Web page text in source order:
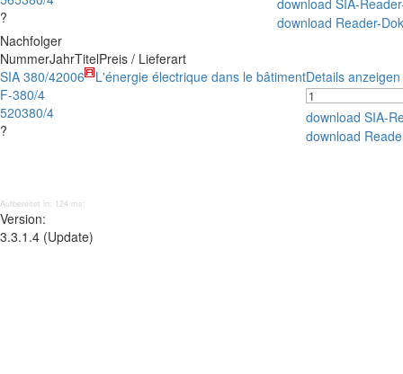
?
download SIA-
download Reader-
Nachfolger
NummerJahrTitelPreis / Lieferart
SIA 380/4
F-380/4
520380/4
?
2006 L'énergie électrique dans le bâtimentDetails anzeigen
download SIA-
download
Aufbereitet in: 124 ms;
Version:
3.3.1.4 (Update)